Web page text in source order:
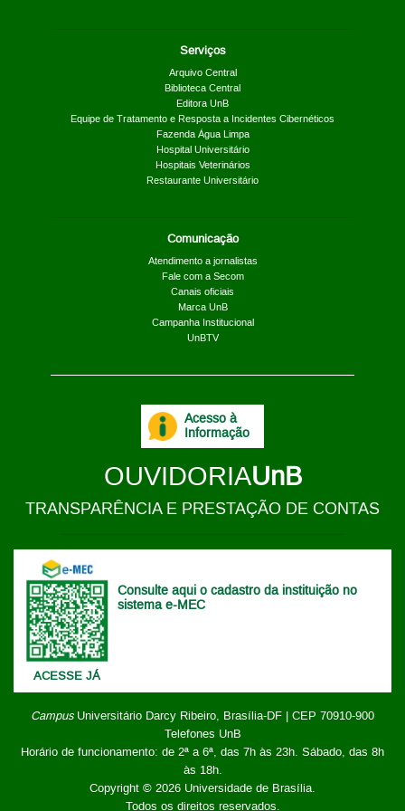
Serviços
Arquivo Central
Biblioteca Central
Editora UnB
Equipe de Tratamento e Resposta a Incidentes Cibernéticos
Fazenda Água Limpa
Hospital Universitário
Hospitais Veterinários
Restaurante Universitário
Comunicação
Atendimento a jornalistas
Fale com a Secom
Canais oficiais
Marca UnB
Campanha Institucional
UnBTV
ACESSE JÁ
Consulte aqui o cadastro da instituição no
sistema e-MEC
CampusUniversitário Darcy Ribeiro, Brasília-DF | CEP 70910-900
Telefones UnB
Horário de funcionamento: de 2ª a 6ª, das 7h às 23h. Sábado, das 8h
às 18h.
Copyright © 2026 Universidade de Brasília.
Todos os direitos reservados.
Acesso à
Informação
OUVIDORIAUnB
TRANSPARÊNCIA E PRESTAÇÃO DE CONTAS